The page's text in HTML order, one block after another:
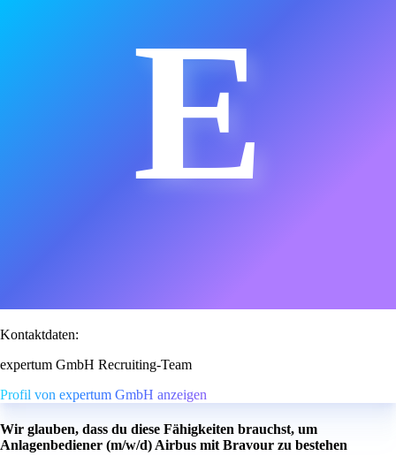
E
Kontaktdaten:
expertum GmbH Recruiting-Team
Profil von expertum GmbH anzeigen
Wir glauben, dass du diese Fähigkeiten brauchst, um
Anlagenbediener (m/w/d) Airbus mit Bravour zu bestehen